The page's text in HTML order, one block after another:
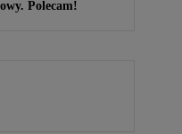
Polecam!